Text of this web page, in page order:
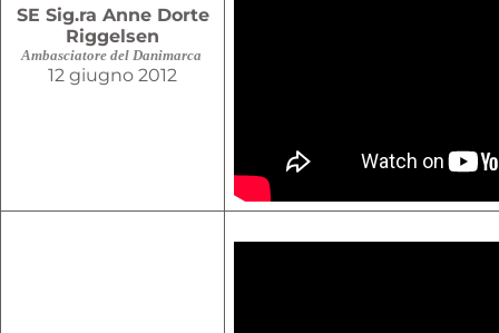
SE Sig.ra Anne Dorte
Riggelsen
Ambasciatore del Danimarca
12 giugno 2012